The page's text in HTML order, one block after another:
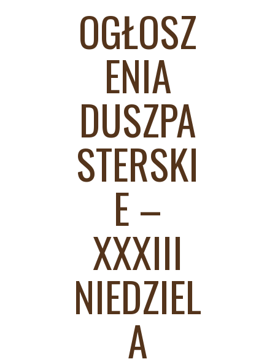
OGŁOSZ
ENIA
DUSZPA
STERSKI
E –
XXXIII
NIEDZIEL
A